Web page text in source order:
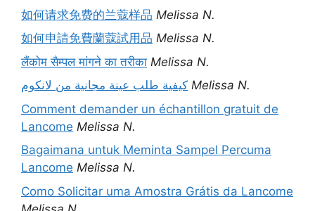
如何请求免费的兰蔻样品 Melissa N.
如何申請免費蘭蔻試用品 Melissa N.
लैंकोम सैम्पल मांगने का तरीका Melissa N.
كيفية طلب عينة مجانية من لانكوم Melissa N.
Comment demander un échantillon gratuit de
Lancome Melissa N.
Bagaimana untuk Meminta Sampel Percuma
Lancome Melissa N.
Como Solicitar uma Amostra Grátis da Lancome